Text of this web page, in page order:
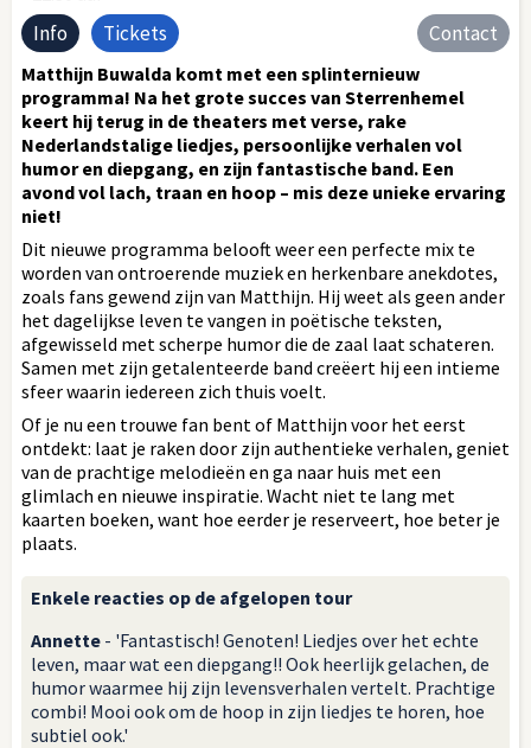
Info Tickets Contact
Matthijn Buwalda komt met een splinternieuw
programma! Na het grote succes van Sterrenhemel
keert hij terug in de theaters met verse, rake
Nederlandstalige liedjes, persoonlijke verhalen vol
humor en diepgang, en zijn fantastische band. Een
avond vol lach, traan en hoop – mis deze unieke ervaring
niet!
Dit nieuwe programma belooft weer een perfecte mix te
worden van ontroerende muziek en herkenbare anekdotes,
zoals fans gewend zijn van Matthijn. Hij weet als geen ander
het dagelijkse leven te vangen in poëtische teksten,
afgewisseld met scherpe humor die de zaal laat schateren.
Samen met zijn getalenteerde band creëert hij een intieme
sfeer waarin iedereen zich thuis voelt.
Of je nu een trouwe fan bent of Matthijn voor het eerst
ontdekt: laat je raken door zijn authentieke verhalen, geniet
van de prachtige melodieën en ga naar huis met een
glimlach en nieuwe inspiratie. Wacht niet te lang met
kaarten boeken, want hoe eerder je reserveert, hoe beter je
plaats.
Enkele reacties op de afgelopen tour
Annette - 'Fantastisch! Genoten! Liedjes over het echte
leven, maar wat een diepgang!! Ook heerlijk gelachen, de
humor waarmee hij zijn levensverhalen vertelt. Prachtige
combi! Mooi ook om de hoop in zijn liedjes te horen, hoe
subtiel ook.'